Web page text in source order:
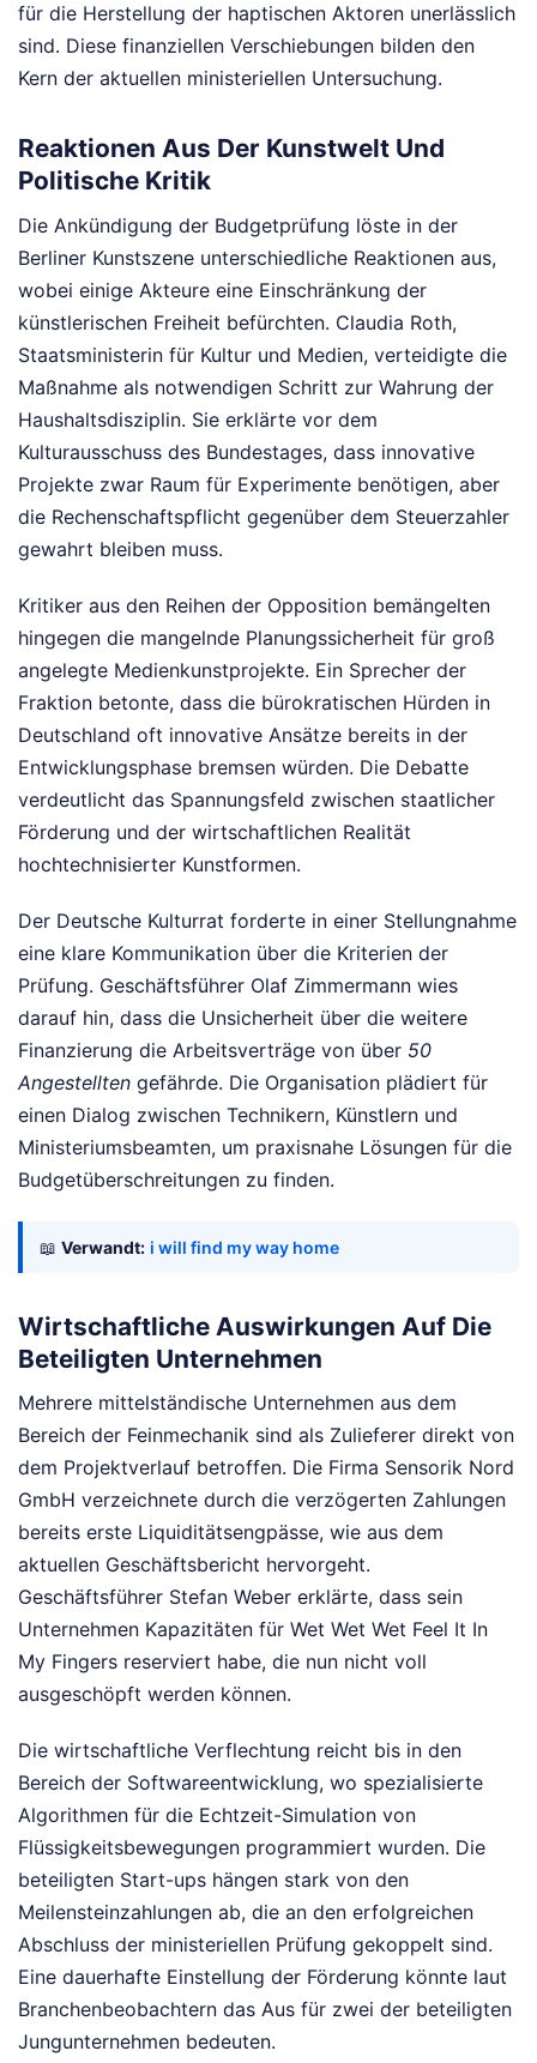
für die Herstellung der haptischen Aktoren unerlässlich
sind. Diese finanziellen Verschiebungen bilden den
Kern der aktuellen ministeriellen Untersuchung.
Reaktionen Aus Der Kunstwelt Und
Politische Kritik
Die Ankündigung der Budgetprüfung löste in der
Berliner Kunstszene unterschiedliche Reaktionen aus,
wobei einige Akteure eine Einschränkung der
künstlerischen Freiheit befürchten. Claudia Roth,
Staatsministerin für Kultur und Medien, verteidigte die
Maßnahme als notwendigen Schritt zur Wahrung der
Haushaltsdisziplin. Sie erklärte vor dem
Kulturausschuss des Bundestages, dass innovative
Projekte zwar Raum für Experimente benötigen, aber
die Rechenschaftspflicht gegenüber dem Steuerzahler
gewahrt bleiben muss.
Kritiker aus den Reihen der Opposition bemängelten
hingegen die mangelnde Planungssicherheit für groß
angelegte Medienkunstprojekte. Ein Sprecher der
Fraktion betonte, dass die bürokratischen Hürden in
Deutschland oft innovative Ansätze bereits in der
Entwicklungsphase bremsen würden. Die Debatte
verdeutlicht das Spannungsfeld zwischen staatlicher
Förderung und der wirtschaftlichen Realität
hochtechnisierter Kunstformen.
Der Deutsche Kulturrat forderte in einer Stellungnahme
eine klare Kommunikation über die Kriterien der
Prüfung. Geschäftsführer Olaf Zimmermann wies
darauf hin, dass die Unsicherheit über die weitere
Finanzierung die Arbeitsverträge von über 50
Angestellten gefährde. Die Organisation plädiert für
einen Dialog zwischen Technikern, Künstlern und
Ministeriumsbeamten, um praxisnahe Lösungen für die
Budgetüberschreitungen zu finden.
📖 Verwandt: i will find my way home
Wirtschaftliche Auswirkungen Auf Die
Beteiligten Unternehmen
Mehrere mittelständische Unternehmen aus dem
Bereich der Feinmechanik sind als Zulieferer direkt von
dem Projektverlauf betroffen. Die Firma Sensorik Nord
GmbH verzeichnete durch die verzögerten Zahlungen
bereits erste Liquiditätsengpässe, wie aus dem
aktuellen Geschäftsbericht hervorgeht.
Geschäftsführer Stefan Weber erklärte, dass sein
Unternehmen Kapazitäten für Wet Wet Wet Feel It In
My Fingers reserviert habe, die nun nicht voll
ausgeschöpft werden können.
Die wirtschaftliche Verflechtung reicht bis in den
Bereich der Softwareentwicklung, wo spezialisierte
Algorithmen für die Echtzeit-Simulation von
Flüssigkeitsbewegungen programmiert wurden. Die
beteiligten Start-ups hängen stark von den
Meilensteinzahlungen ab, die an den erfolgreichen
Abschluss der ministeriellen Prüfung gekoppelt sind.
Eine dauerhafte Einstellung der Förderung könnte laut
Branchenbeobachtern das Aus für zwei der beteiligten
Jungunternehmen bedeuten.